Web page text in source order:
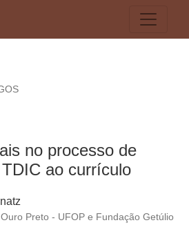
no processo de
ao currículo
Preto - UFOP e Fundação Getúlio